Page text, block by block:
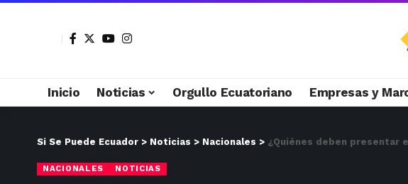
Inicio Noticias Orgullo Ecuatoriano Empresas y
Si Se Puede Ecuador > Noticias > Nacionales > ¿Quiénes deben presentar
NACIONALES NOTICIAS